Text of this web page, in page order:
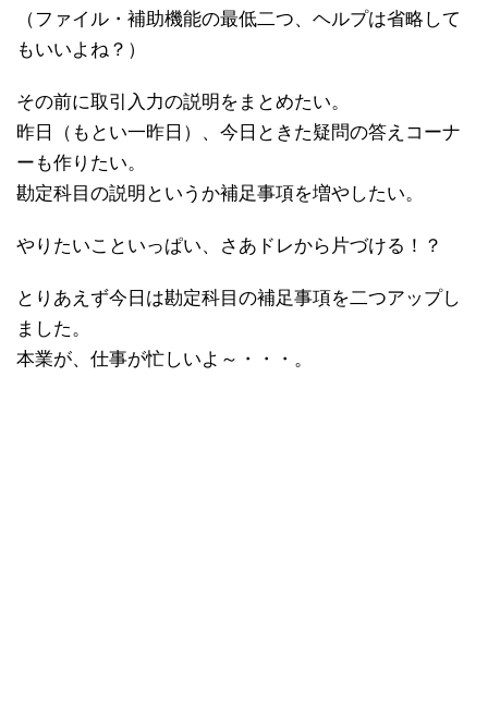
（ファイル・補助機能の最低二つ、ヘルプは省略して
もいいよね？）
その前に取引入力の説明をまとめたい。
昨日（もとい一昨日）、今日ときた疑問の答えコーナ
ーも作りたい。
勘定科目の説明というか補足事項を増やしたい。
やりたいこといっぱい、さあドレから片づける！？
とりあえず今日は勘定科目の補足事項を二つアップし
ました。
本業が、仕事が忙しいよ～・・・。